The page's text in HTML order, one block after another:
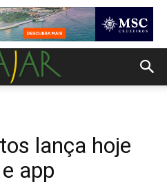
lança hoje
app